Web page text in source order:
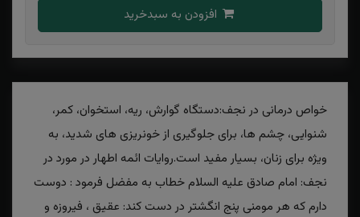
خواص درمانی در نجف:دستگاه گوارش، ریه، استخوان، کمر،
شنوایی، چشم ها، برای جلوگیری از خونریزی های شدید، به
ویژه برای زنان، بسیار مفید است.روایات ائمه اطهار در مورد در
نجف: امام صادق علیه السلام خطاب به مفضل فرمود : دوست
دارم که هر مومنی پنج انگشتر در دست کند: عقیق ، فیروزه و